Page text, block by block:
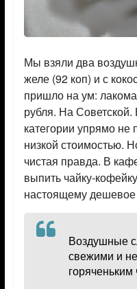
Мы взяли два
желе (92 коп) и с
пришло на ум:
рубля. На
категории упрямо не
низкой стоимостью.
чистая правда. В
выпить чайку-
настоящему
Воздушные
свежими и
горяченьким